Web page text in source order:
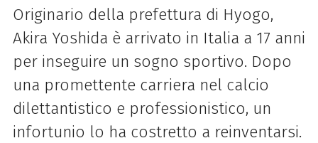
Originario della prefettura di Hyogo,
Akira Yoshida è arrivato in Italia a 17 anni
per inseguire un sogno sportivo. Dopo
una promettente carriera nel calcio
dilettantistico e professionistico, un
infortunio lo ha costretto a reinventarsi.